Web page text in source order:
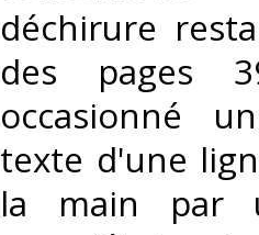
déchirure
des pages
occasionné
texte d'une
la main par